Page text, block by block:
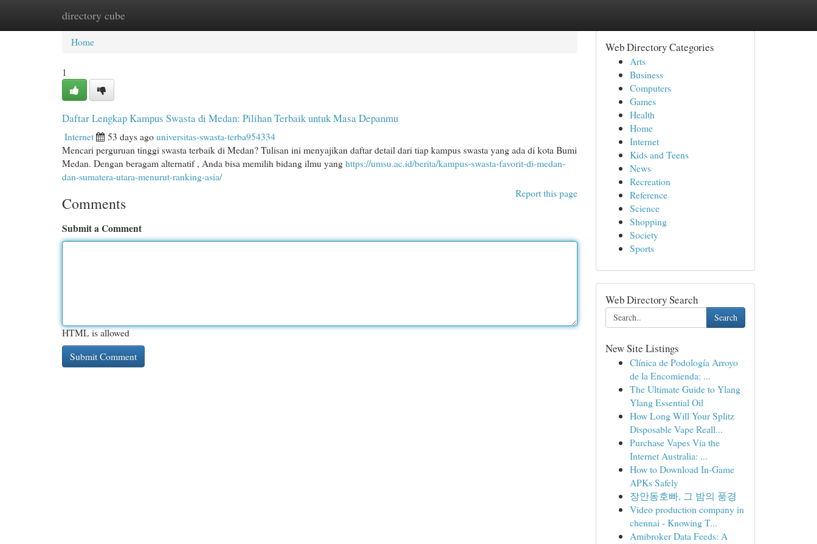
directory cube
Home New Site Listings
Home
1
Daftar Lengkap Kampus Swasta di Medan: Pilihan Terbaik untuk Masa Depanmu
Internet 53 days agouniversitas-swasta-terba954334
Mencari perguruan tinggi swasta terbaik di Medan? Tulisan ini menyajikan daftar detail dari tiap kampus swasta yang ada di kota Bumi
Medan. Dengan beragam alternatif , Anda bisa memilih bidang ilmu yanghttps://umsu.ac.id/berita/kampus-swasta-favorit-di-medan-
dan-sumatera-utara-menurut-ranking-asia/
Report this page
Comments
Submit a Comment
HTML is allowed
Web Directory Categories
Arts
Business
Computers
Games
Health
Home
Internet
Kids and Teens
News
Recreation
Reference
Science
Shopping
Society
Sports
Web Directory Search
Search
New Site Listings
Clínica de Podología Arroyo
de la Encomienda: ...
The Ultimate Guide to Ylang
Ylang Essential Oil
How Long Will Your Splitz
Disposable Vape Reall...
Purchase Vapes Via the
Internet Australia: ...
How to Download In-Game
APKs Safely
장안동호빠, 그 밤의 풍경
Video production company in
chennai - Knowing T...
Amibroker Data Feeds: A